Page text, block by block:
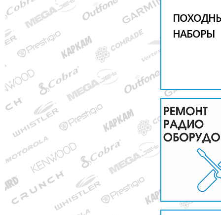
НАБОРЫ